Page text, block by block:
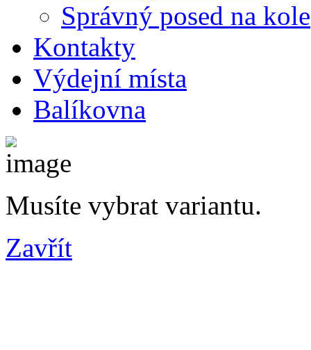
Správný posed na kole
Kontakty
Výdejní místa
Balíkovna
Musíte vybrat variantu.
Zavřít